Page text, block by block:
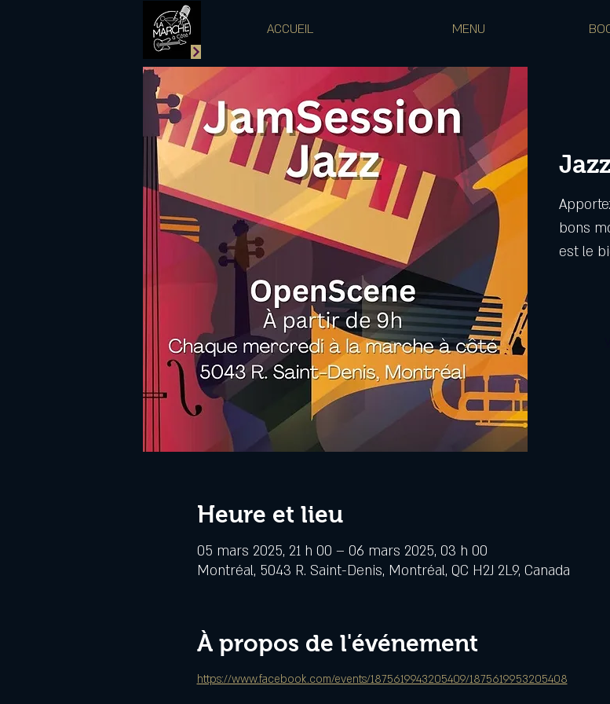
ACCUEIL MENU
bons
est le
Heure et lieu
05 mars 2025, 21 h 00 – 06 mars 2025, 03 h 00
Montréal, 5043 R. Saint-Denis, Montréal, QC H2J 2L9, Canada
À propos de l'événement
https://www.facebook.com/events/1875619943205409/1875619953205408